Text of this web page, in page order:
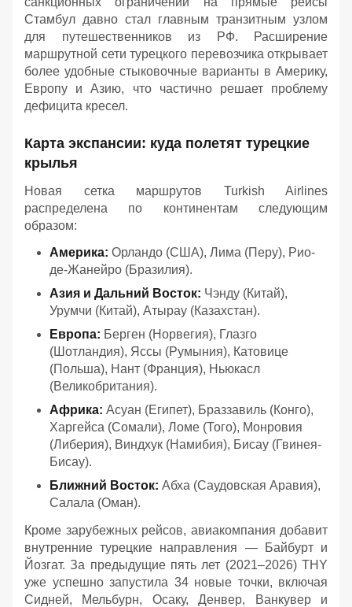
Стамбул давно стал главным транзитным узлом
для путешественников из РФ. Расширение
маршрутной сети турецкого перевозчика открывает
более удобные стыковочные варианты в Америку,
Европу и Азию, что частично решает проблему
дефицита кресел.
Карта экспансии: куда полетят турецкие
крылья
Новая сетка маршрутов Turkish Airlines
распределена по континентам следующим
образом:
Америка: Орландо (США), Лима (Перу), Рио-
де-Жанейро (Бразилия).
Азия и Дальний Восток: Чэнду (Китай),
Урумчи (Китай), Атырау (Казахстан).
Европа: Берген (Норвегия), Глазго
(Шотландия), Яссы (Румыния), Катовице
(Польша), Нант (Франция), Ньюкасл
(Великобритания).
Африка: Асуан (Египет), Браззавиль (Конго),
Харгейса (Сомали), Ломе (Того), Монровия
(Либерия), Виндхук (Намибия), Бисау (Гвинея-
Бисау).
Ближний Восток: Абха (Саудовская Аравия),
Салала (Оман).
Кроме зарубежных рейсов, авиакомпания добавит
внутренние турецкие направления — Байбурт и
Йозгат. За предыдущие пять лет (2021–2026) THY
уже успешно запустила 34 новые точки, включая
Сидней, Мельбурн, Осаку, Денвер, Ванкувер и